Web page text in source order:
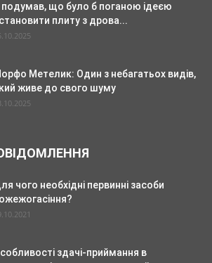
що було б поганою ідеєю
плиту з дрова...
Метелик: Один з небагатьох видів,
живе до свого шуму
чого необхідні первинні засоби
здачі-приймання в